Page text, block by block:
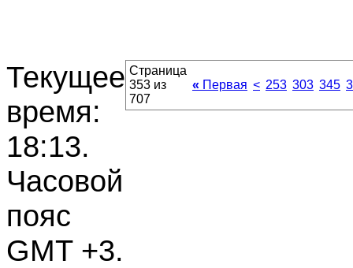
Текущее
время:
18:13.
Часовой
пояс
GMT +3.
Страница
353 из
707
« Первая < 253 303 345